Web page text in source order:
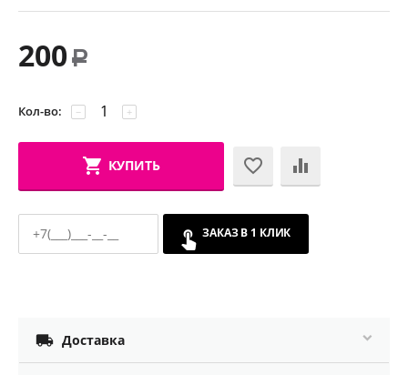
200 Р
Кол-во: +
−
КУПИТЬ
ЗАКАЗ В 1 КЛИК
 Доставка